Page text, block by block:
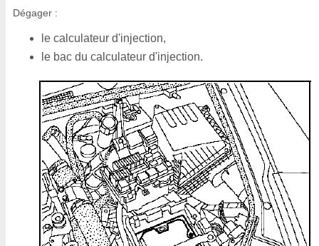
Dégager :
le calculateur d'injection,
le bac du calculateur d'injection.